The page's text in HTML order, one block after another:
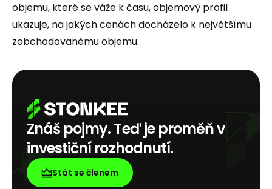
objemu, které se váže k času, objemový profil
ukazuje, na jakých cenách docházelo k největšímu
zobchodovanému objemu.
Znáš pojmy. Teď je proměň v
investiční rozhodnutí.
Stát se členem